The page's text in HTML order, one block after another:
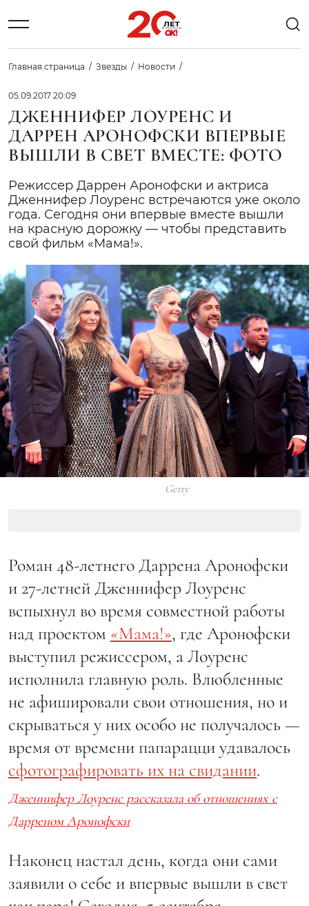
Главная страница Звезды Новости
05.09.2017 20:09
ДЖЕННИФЕР ЛОУРЕНС И
ДАРРЕН АРОНОФСКИ ВПЕРВЫЕ
ВЫШЛИ В СВЕТ ВМЕСТЕ: ФОТО
Режиссер Даррен Аронофски и актриса
Дженнифер Лоуренс встречаются уже около
года. Сегодня они впервые вместе вышли
на красную дорожку — чтобы представить
свой фильм «Мама!».
Getty
Роман 48-летнего Даррена Аронофски
и 27-летней Дженнифер Лоуренс
вспыхнул во время совместной работы
над проектом «Мама!», где Аронофски
выступил режиссером, а Лоуренс
исполнила главную роль. Влюбленные
не афишировали свои отношения, но и
скрываться у них особо не получалось —
время от времени папарацци удавалось
сфотографировать их на свидании.
Дженнифер Лоуренс рассказала об отношениях с
Дарреном Аронофски
Наконец настал день, когда они сами
заявили о себе и впервые вышли в свет